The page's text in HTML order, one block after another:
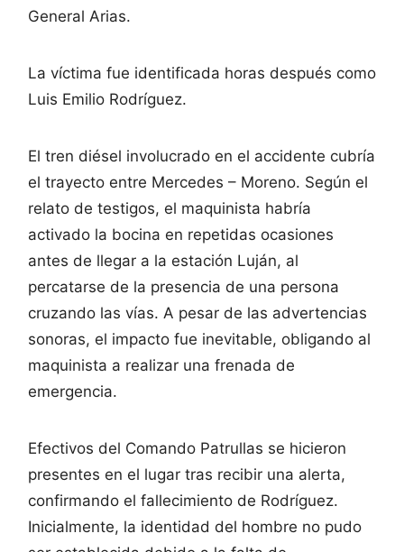
General Arias.
La víctima fue identificada horas después como
Luis Emilio Rodríguez.
El tren diésel involucrado en el accidente cubría
el trayecto entre Mercedes – Moreno. Según el
relato de testigos, el maquinista habría
activado la bocina en repetidas ocasiones
antes de llegar a la estación Luján, al
percatarse de la presencia de una persona
cruzando las vías. A pesar de las advertencias
sonoras, el impacto fue inevitable, obligando al
maquinista a realizar una frenada de
emergencia.
Efectivos del Comando Patrullas se hicieron
presentes en el lugar tras recibir una alerta,
confirmando el fallecimiento de Rodríguez.
Inicialmente, la identidad del hombre no pudo